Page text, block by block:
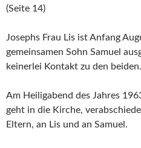
(Seite 14)
Josephs Frau Lis ist Anfang
gemeinsamen Sohn Samuel
keinerlei Kontakt zu den beiden.
Am Heiligabend des Jahres
geht in die Kirche,
Eltern, an Lis und an Samuel.